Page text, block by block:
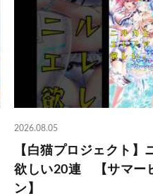
2026.08.05
【白猫プロジェクト】
欲しい20連 【サマー
ン】